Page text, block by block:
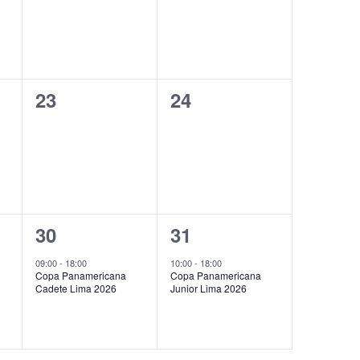
0
23
0
24
1
evento,
30
09:00- 18:00
Copa Panamericana
Cadete Lima 2026
1
evento,
31
10:00- 18:00
Copa Panamericana
Junior Lima 2026